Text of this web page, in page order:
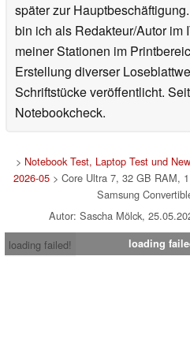
später zur
bin ich als Redakteur/Autor im
meiner Stationen im
Erstellung diverser
Schriftstücke veröffentlicht.
Notebookcheck.
> Notebook Test, Laptop Test und
2026-05 > Core Ultra 7, 32 GB RAM,
Samsung
Autor: Sascha Mölck,
loading failed!
loading